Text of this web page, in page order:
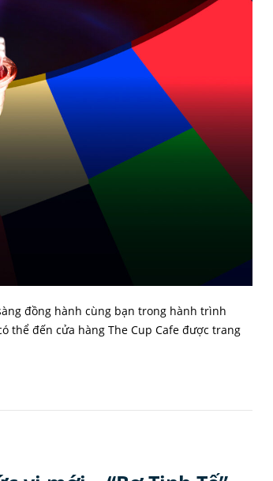
đồng hành cùng bạn trong hành trình
thể đến cửa hàng The Cup Cafe được trang